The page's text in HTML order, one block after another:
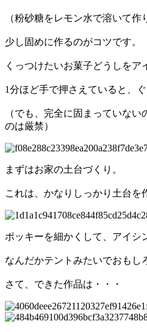
（粉砂糖をレモン水で溶いて作
少し固めに作るのがコツです。
くっつけたいお菓子どうしをア
1分ほど手で押さえていると、
（でも、完全に固まっていな
のは厳禁）
まずはお家の土台づくり。
これは、かなりしっかり土台を
ポッキーを細かくして、アイシ
なんだかテントみたいでおもし
さて、できた作品は・・・